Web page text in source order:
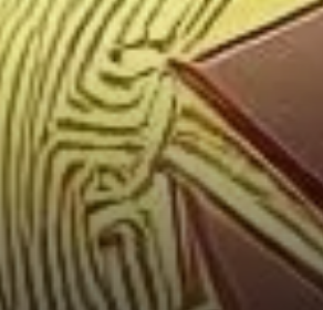
un support plus
la barre des 2 000